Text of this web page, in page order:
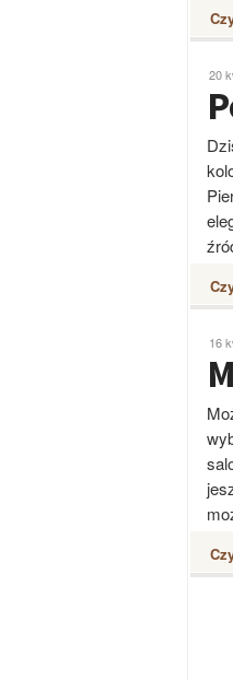
20
16